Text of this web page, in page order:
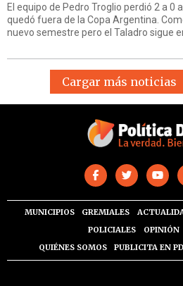
El equipo de Pedro Troglio perdió 2 a 0
quedó fuera de la Copa Argentina.
nuevo semestre pero el Taladro sigue
Cargar más noticias
MUNICIPIOS GREMIALES
POLICIALES
OPINIÓN
QUIÉNES SOMOS
PUBLICITA EN